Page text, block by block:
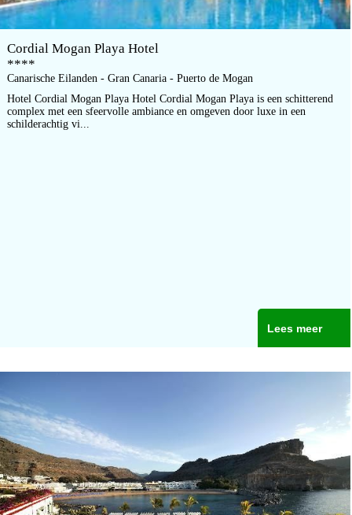
Cordial Mogan Playa Hotel
****
Canarische Eilanden - Gran Canaria - Puerto de Mogan
Hotel Cordial Mogan Playa Hotel Cordial Mogan Playa is een schitterend
complex met een sfeervolle ambiance en omgeven door luxe in een
schilderachtig vi...
Lees meer